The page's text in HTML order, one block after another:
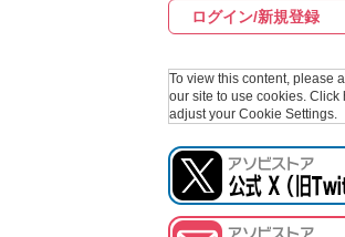
テイルズ オブ シリーズ
ログイン/新規登録
To view this content, please
our site to use cookies. Click
adjust your Cookie Settings.